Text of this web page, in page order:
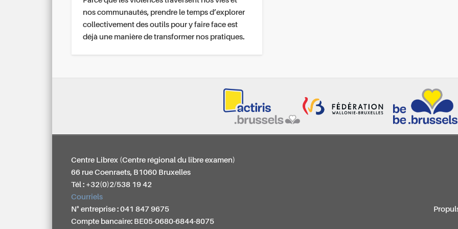
nos communautés, prendre le temps d’explorer
collectivement des outils pour y faire face est
déjà une manière de transformer nos pratiques.
Centre Librex (Centre régional du libre examen)
66 rue Coenraets, B1060 Bruxelles
Tél : +32(0)2/538 19 42
Courriels
N° entreprise : 041 847 9675
Compte bancaire: BE05-0680-6844-8075